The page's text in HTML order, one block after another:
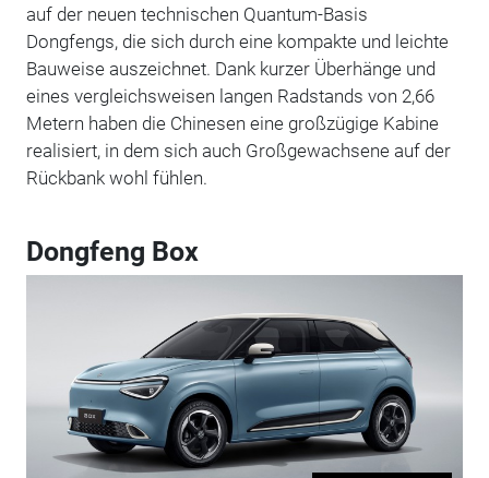
auf der neuen technischen Quantum-Basis
Dongfengs, die sich durch eine kompakte und leichte
Bauweise auszeichnet. Dank kurzer Überhänge und
eines vergleichsweisen langen Radstands von 2,66
Metern haben die Chinesen eine großzügige Kabine
realisiert, in dem sich auch Großgewachsene auf der
Rückbank wohl fühlen.
Dongfeng Box